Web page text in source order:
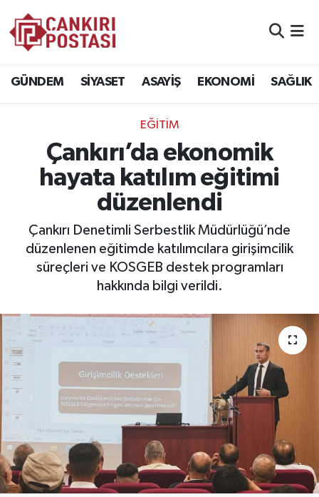
GÜNDEM SİYASET ASAYİŞ EKONOMİ SAĞLIK
EĞİTİM
Çankırı’da ekonomik
hayata katılım eğitimi
düzenlendi
Çankırı Denetimli Serbestlik Müdürlüğü’nde
düzenlenen eğitimde katılımcılara girişimcilik
süreçleri ve KOSGEB destek programları
hakkında bilgi verildi.
EKONOMİ
SPOR
EĞİTİM
ÇEVRE
İLÇELER
RESMİ İLANLAR
KÜLTÜR
TURİZM
Trafik Durumu
Süper Lig Puan Durumu ve Fikstür
Tüm Manşetler
Son Dakika Haberleri